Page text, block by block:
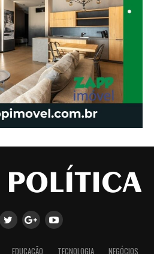
EDUCAÇÃO TECNOLOGIA NEGÓCIOS